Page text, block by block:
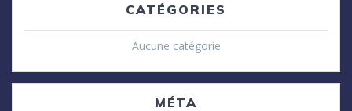
CATÉGORIES
Aucune catégorie
MÉTA